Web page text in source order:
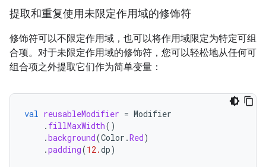
提取和重复使用未限定作用域的修饰符
修饰符可以不限定作用域，也可以将作用域限定为特定可组
合项。对于未限定作用域的修饰符，您可以轻松地从任何可
组合项之外提取它们作为简单变量：
val reusableModifier = Modifier
. fillMaxWidth()
.background(Color .Red)
.padding(12.dp)